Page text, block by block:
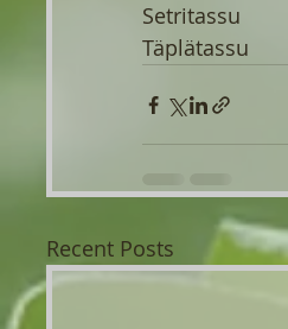
Setritassu
Täplätassu
Recent Posts